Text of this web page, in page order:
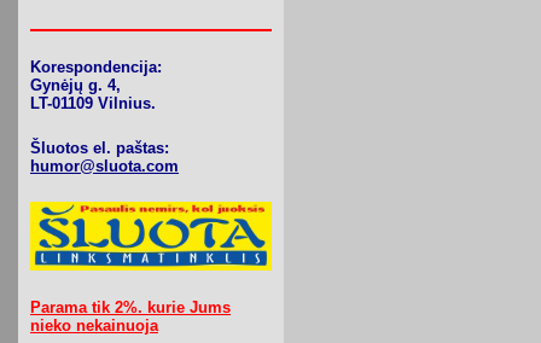
Korespondencija:
Gynėjų g. 4,
LT-01109 Vilnius.
Šluotos el. paštas:
humor@sluota.com
Parama tik 2%. kurie Jums
nieko nekainuoja